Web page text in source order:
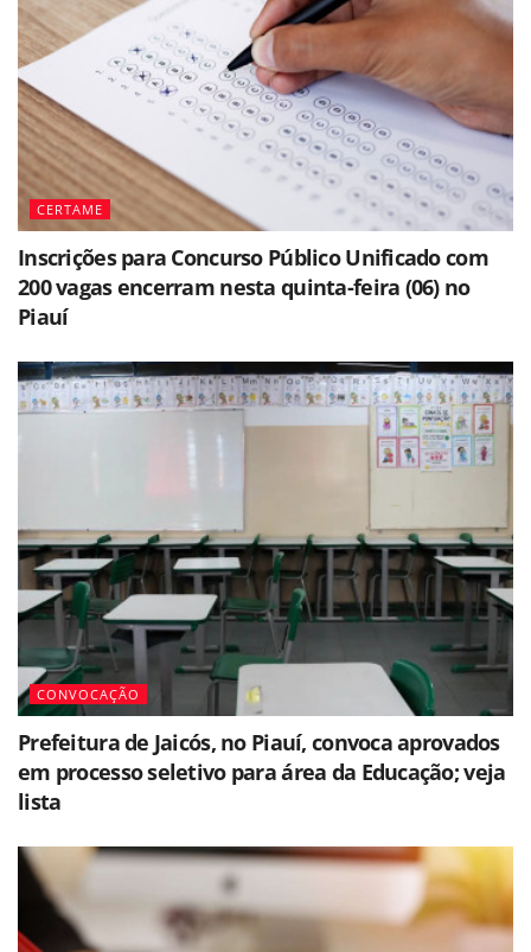
CERTAME
Inscrições para Concurso Público Unificado com
200 vagas encerram nesta quinta-feira (06) no
Piauí
CONVOCAÇÃO
Prefeitura de Jaicós, no Piauí, convoca aprovados
em processo seletivo para área da Educação; veja
lista